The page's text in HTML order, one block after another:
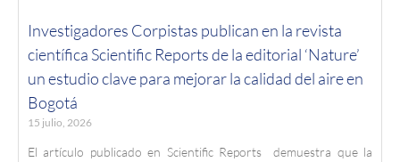
Investigadores Corpistas publican en la revista
científica Scientific Reports de la editorial ‘Nature’
un estudio clave para mejorar la calidad del aire en
Bogotá
15 julio, 2026
El artículo publicado en Scientific Reports demuestra que la